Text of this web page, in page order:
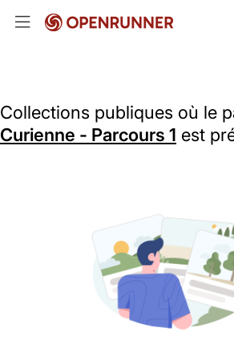
Collections publiques où le
Curienne - Parcours 1 est